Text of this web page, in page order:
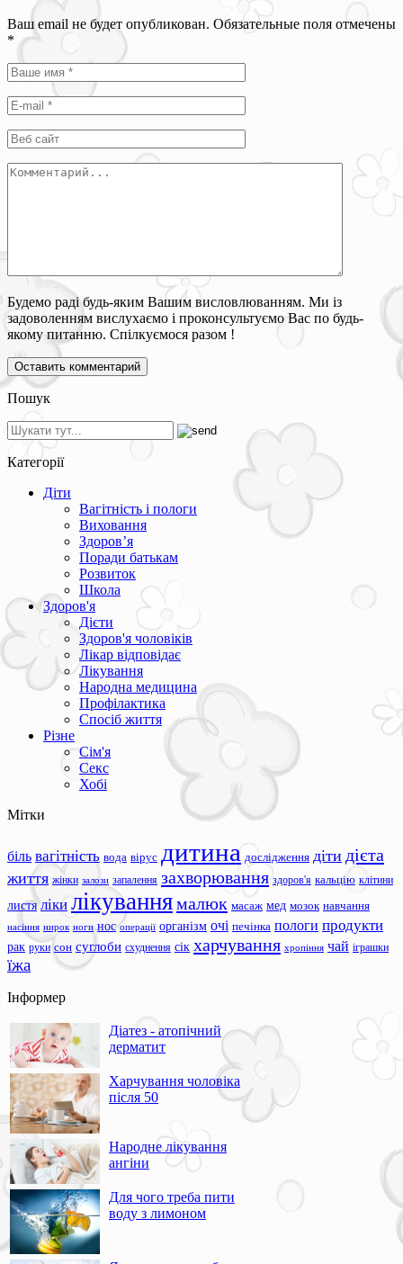
Ваш email не будет опубликован. Обязательные поля отмечены
*
Будемо раді будь-яким Вашим висловлюванням. Ми із
задоволенням вислухаємо і проконсультуємо Вас по будь-
якому питанню. Спілкуємося разом !
Пошук
Категорії
Діти
Вагітність і пологи
Виховання
Здоров’я
Поради батькам
Розвиток
Школа
Здоров'я
Дієти
Здоров'я чоловіків
Лікар відповідає
Лікування
Народна медицина
Профілактика
Спосіб життя
Різне
Сім'я
Секс
Хобі
Мітки
біль вагітність вода вірус дитина дослідження діти дієта
життя жінки залози запалення захворювання здоров'я кальцію клітини
листя ліки лікуваннямалюк масаж мед мозок навчання
насіння нирок ноги нос операції організм очі печінка пологи продукти
рак руки сон суглоби схуднення сік харчування хропіння чай іграшки
їжа
Інформер
Діатез - атопічний
дерматит
Харчування чоловіка
після 50
Народне лікування
ангіни
Для чого треба пити
воду з лимоном